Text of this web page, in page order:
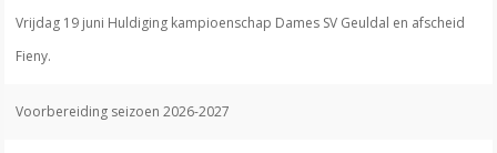
Vrijdag 19 juni Huldiging kampioenschap Dames SV Geuldal en afscheid
Fieny.
Voorbereiding seizoen 2026-2027